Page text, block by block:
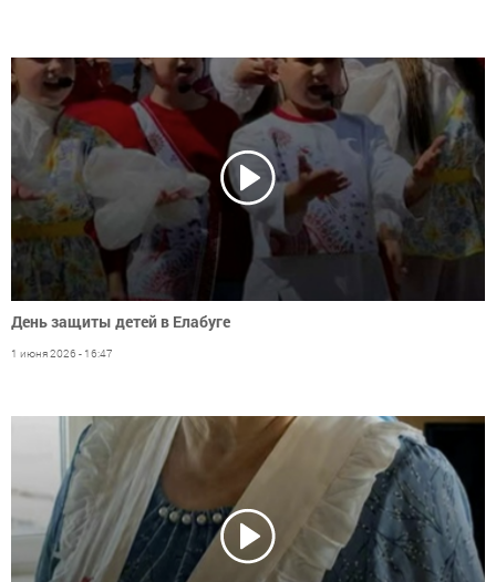
День защиты детей в Елабуге
1 июня 2026 - 16:47